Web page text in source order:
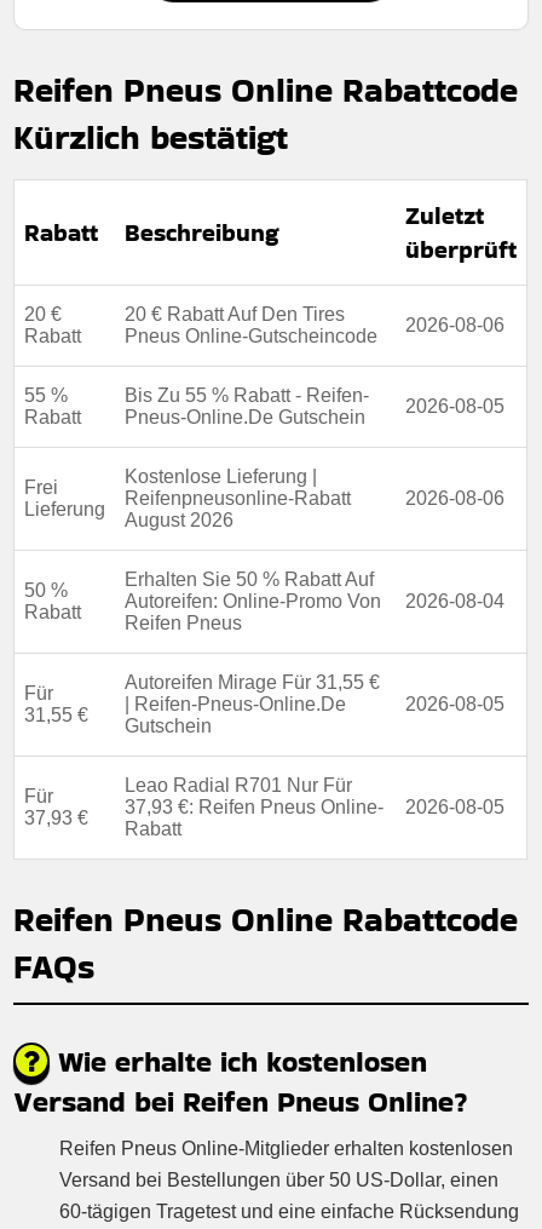
Reifen Pneus Online Rabattcode
Kürzlich bestätigt
Rabatt Beschreibung
Zuletzt
überprüft
20 €
Rabatt
20 € Rabatt Auf Den Tires
Pneus Online-Gutscheincode
2026-08-06
55 %
Rabatt
Bis Zu 55 % Rabatt - Reifen-
Pneus-Online.De Gutschein
2026-08-05
Frei
Lieferung
Kostenlose Lieferung |
Reifenpneusonline-Rabatt
August 2026
2026-08-06
50 %
Rabatt
Erhalten Sie 50 % Rabatt Auf
Autoreifen: Online-Promo Von
Reifen Pneus
2026-08-04
Für
31,55 €
Autoreifen Mirage Für 31,55 €
| Reifen-Pneus-Online.De
Gutschein
2026-08-05
Für
37,93 €
Leao Radial R701 Nur Für
37,93 €: Reifen Pneus Online-
Rabatt
2026-08-05
Reifen Pneus Online Rabattcode
FAQs
Wie erhalte ich kostenlosen
Versand bei Reifen Pneus Online?
Reifen Pneus Online-Mitglieder erhalten kostenlosen
Versand bei Bestellungen über 50 US-Dollar, einen
60-tägigen Tragetest und eine einfache Rücksendung